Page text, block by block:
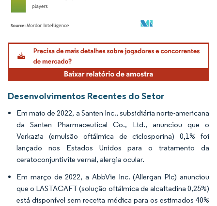
Imagem © Mordor Intelligence. O reuso requer atribuição conforme CC BY 4.0.
Desenvolvimentos Recentes do Setor
Em maio de 2022, a Santen Inc., subsidiária norte-americana
da Santen Pharmaceutical Co., Ltd., anunciou que o
Verkazia (emulsão oftálmica de ciclosporina) 0,1% foi
lançado nos Estados Unidos para o tratamento da
ceratoconjuntivite vernal, alergia ocular.
Em março de 2022, a AbbVie Inc. (Allergan Plc) anunciou
que o LASTACAFT (solução oftálmica de alcaftadina 0,25%)
está disponível sem receita médica para os estimados 40%